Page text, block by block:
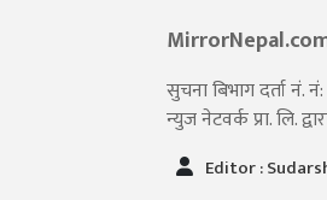
सुचना बिभाग दर्ता नं.
न्युज नेटवर्क प्रा. लि.
Editor :